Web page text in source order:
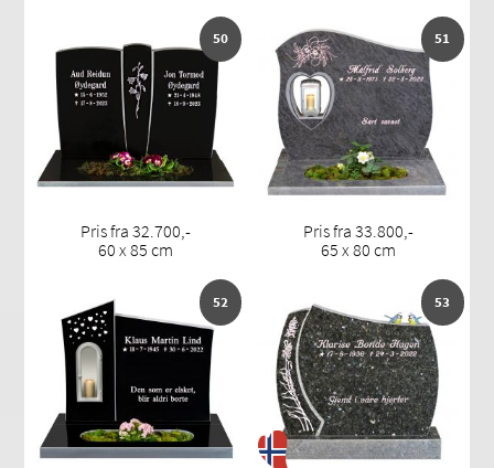
50
Pris fra 32.700,-
60 x 85 cm
51
Pris fra 33.800,-
65 x 80 cm
52 53